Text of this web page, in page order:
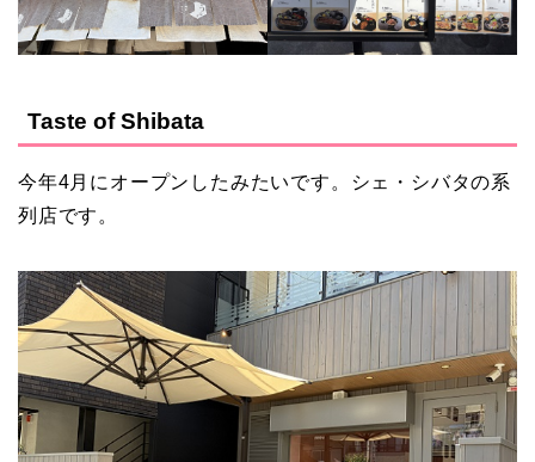
Taste of Shibata
今年4月にオープンしたみたいです。シェ・シバタの系
列店です。